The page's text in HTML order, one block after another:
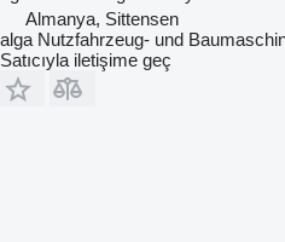
Almanya, Sittensen
alga Nutzfahrzeug- und
Satıcıyla iletişime geç